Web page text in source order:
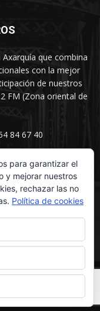
que combina
con la mejor
de nuestros
FM (Zona oriental de
84 67 40
Vélez-Málaga 2026
Contacta
para garantizar el
y mejorar nuestros
rechazar las no
Política de cookies